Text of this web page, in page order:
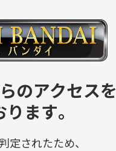
のアクセスを
ます。
定されたため、